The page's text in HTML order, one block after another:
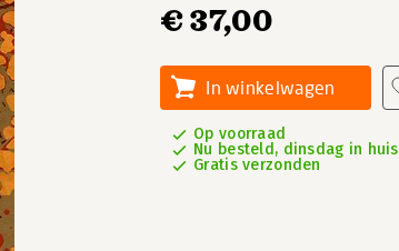
€ 37,00
In winkelwagen
Op voorraad
Nu besteld, dinsdag in huis
Gratis verzonden